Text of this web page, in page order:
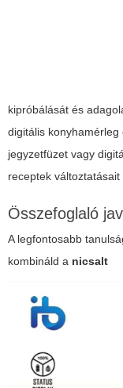
kipróbálását és
digitális
jegyzetfüzet vagy
receptek
Összefoglaló
A legfontosabb
kombináld a nicsalt